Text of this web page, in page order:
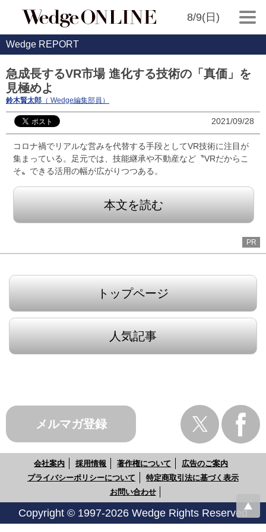
8/9(日)
Wedge REPORT
急成長するVR市場 進化する技術の「真価」を
見極めよ
鈴木賢太郎 （ Wedge編集部員）
2021/09/28
コロナ禍でリアルな営みを代替する手段としてVR技術に注目が
集まっている。足元では、技能継承や不動産など〝VRだからこ
そ〟できる活用の幅が広がりつつある。
本文を読む
PR
トップページ
人気記事
メルマガ登録
会社案内 採用情報 著作権について
広告のご案内
プライバシーポリシーについて
特定商取引法に基づく表示
お問い合わせ
Copyright © 1997-2026 Wedge Rights Reserved